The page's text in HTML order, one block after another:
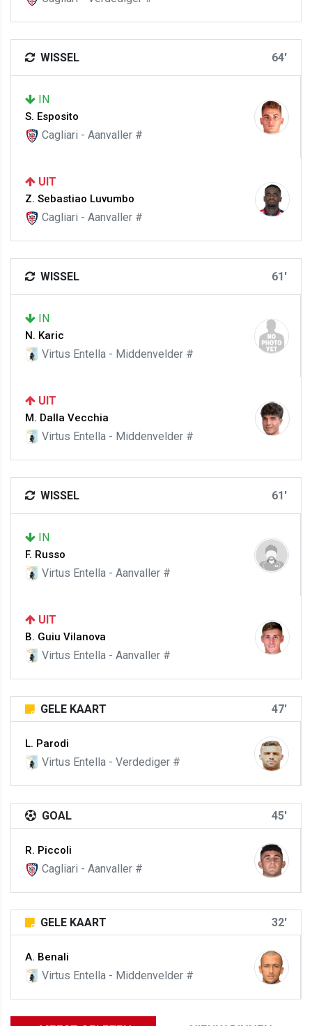
WISSEL 64'
IN
S. Esposito
Cagliari - Aanvaller #
UIT
Z. Sebastiao Luvumbo
Cagliari - Aanvaller #
WISSEL 61'
IN
N. Karic
Virtus Entella - Middenvelder #
UIT
M. Dalla Vecchia
Virtus Entella - Middenvelder #
WISSEL 61'
IN
F. Russo
Virtus Entella - Aanvaller #
UIT
B. Guiu Vilanova
Virtus Entella - Aanvaller #
GELE KAART 47'
L. Parodi
Virtus Entella - Verdediger #
GOAL 45'
R. Piccoli
Cagliari - Aanvaller #
GELE KAART 32'
A. Benali
Virtus Entella - Middenvelder #